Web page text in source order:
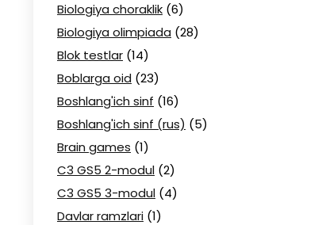
Biologiya choraklik (6)
Biologiya olimpiada (28)
Blok testlar (14)
Boblarga oid (23)
Boshlang'ich sinf (16)
Boshlang'ich sinf (rus) (5)
Brain games (1)
C3 GS5 2-modul (2)
C3 GS5 3-modul (4)
Davlar ramzlari (1)